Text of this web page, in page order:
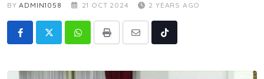
BYADMIN1058 21 OCT 2024 2 YEARS AGO
WhatsappPrint
Share
Tiktok